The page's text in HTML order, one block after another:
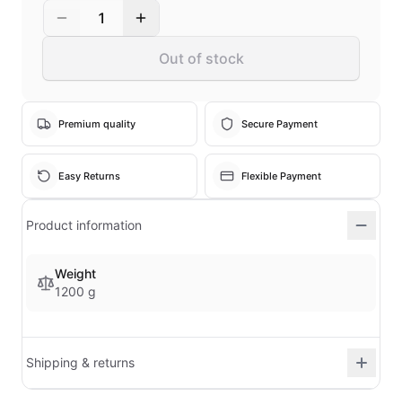
1
Out of stock
Premium quality Secure Payment
Easy Returns Flexible Payment
Product information
Weight
1200 g
Shipping & returns